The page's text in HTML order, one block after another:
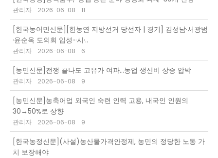
관리자 2026-06-08 11
[한국농어민신문][한농연 지방선거 당선자 | 경기] 김성남·서광범
·윤순옥 도의회 입성···시·..
관리자 2026-06-08 6
[농민신문]전쟁 끝나도 고유가 여파…농업 생산비 상승 압박
관리자 2026-06-08 9
[농민신문]농축어업 외국인 숙련 인력 고용, 내국인 인원의
30→50%로 상향
관리자 2026-06-08 9
[한국농정신문](사설)농산물가격안정제, 농민의 정당한 노동 가
치 보장해야